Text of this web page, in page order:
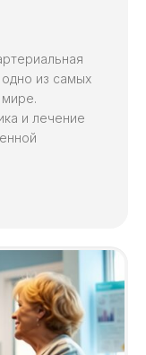
из самых
и лечение